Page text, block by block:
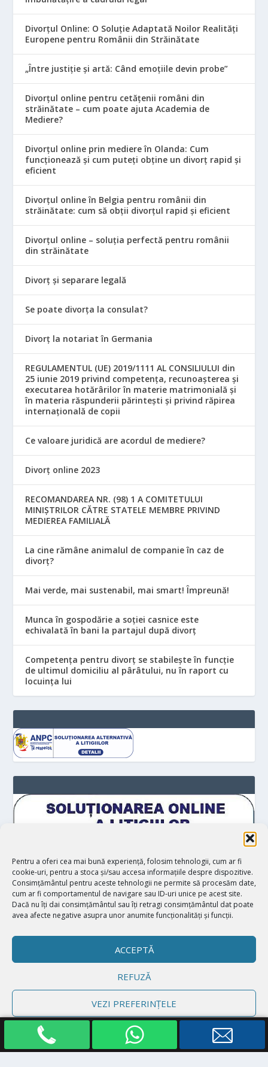
Pentru a oferi cea mai bună experiență, folosim tehnologii, cum ar fi
cookie-uri, pentru a stoca și/sau accesa informațiile despre dispozitive.
Consimțământul pentru aceste tehnologii ne permite să procesăm date,
cum ar fi comportamentul de navigare sau ID-uri unice pe acest site.
Dacă nu îți dai consimțământul sau îți retragi consimțământul dat poate
avea afecte negative asupra unor anumite funcționalități și funcții.
ACCEPTĂ
REFUZĂ
VEZI PREFERINȚELE
Politică cookie-uri Declarație de confidențialitate Impressum
Divorțul Online: O Soluție Adaptată Noilor Realități
Europene pentru Românii din Străinătate
„Între justiție și artă: Când emoțiile devin probe”
Divorțul online pentru cetățenii români din
străinătate – cum poate ajuta Academia de
Mediere?
Divorțul online prin mediere în Olanda: Cum
funcționează și cum puteți obține un divorț rapid și
eficient
Divorțul online în Belgia pentru românii din
străinătate: cum să obții divorțul rapid și eficient
Divorțul online – soluția perfectă pentru românii
din străinătate
Divorț și separare legală
Se poate divorța la consulat?
Divorț la notariat în Germania
REGULAMENTUL (UE) 2019/1111 AL CONSILIULUI din
25 iunie 2019 privind competența, recunoașterea și
executarea hotărârilor în materie matrimonială și
în materia răspunderii părintești și privind răpirea
internațională de copii
Ce valoare juridică are acordul de mediere?
Divorț online 2023
RECOMANDAREA NR. (98) 1 A COMITETULUI
MINIŞTRILOR CĂTRE STATELE MEMBRE PRIVIND
MEDIEREA FAMILIALĂ
La cine rămâne animalul de companie în caz de
divorț?
Mai verde, mai sustenabil, mai smart! Împreună!
Munca în gospodărie a soției casnice este
echivalată în bani la partajul după divorț
Competența pentru divorț se stabilește în funcție
de ultimul domiciliu al pârâtului, nu în raport cu
locuinţa lui
Elegant Themes WordPress